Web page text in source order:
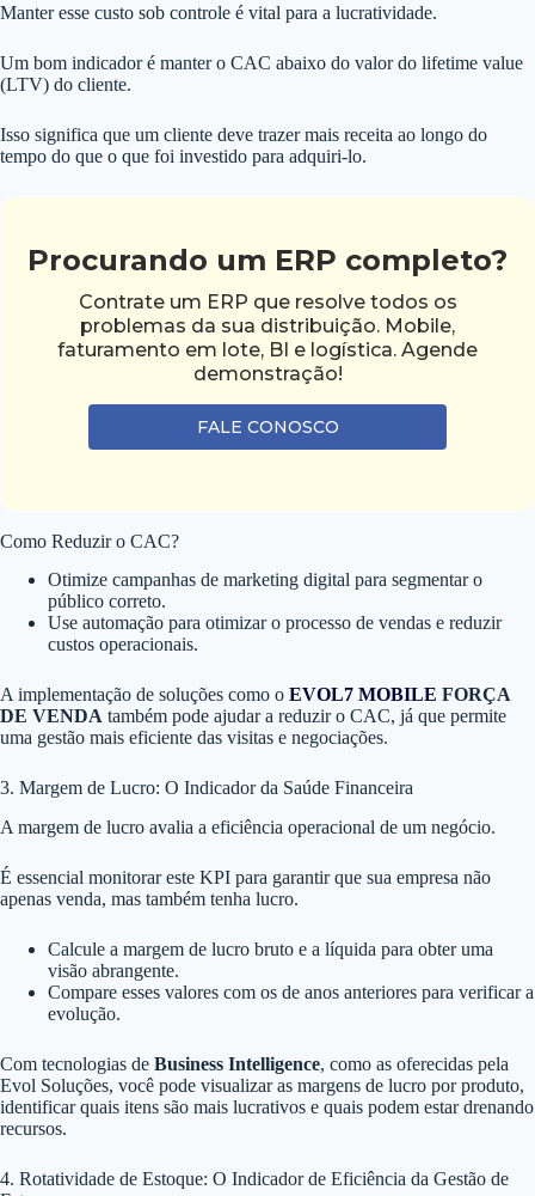
Manter esse custo sob controle é vital para a lucratividade.
Um bom indicador é manter o CAC abaixo do valor do lifetime value
(LTV) do cliente.
Isso significa que um cliente deve trazer mais receita ao longo do
tempo do que o que foi investido para adquiri-lo.
Procurando um ERP completo?
Contrate um ERP que resolve todos os
problemas da sua distribuição. Mobile,
faturamento em lote, BI e logística. Agende
demonstração!
FALE CONOSCO
Como Reduzir o CAC?
Otimize campanhas de marketing digital para segmentar o
público correto.
Use automação para otimizar o processo de vendas e reduzir
custos operacionais.
A implementação de soluções como o EVOL7 MOBILE FORÇA
DE VENDA também pode ajudar a reduzir o CAC, já que permite
uma gestão mais eficiente das visitas e negociações.
3. Margem de Lucro: O Indicador da Saúde Financeira
A margem de lucro avalia a eficiência operacional de um negócio.
É essencial monitorar este KPI para garantir que sua empresa não
apenas venda, mas também tenha lucro.
Calcule a margem de lucro bruto e a líquida para obter uma
visão abrangente.
Compare esses valores com os de anos anteriores para verificar a
evolução.
Com tecnologias de Business Intelligence, como as oferecidas pela
Evol Soluções, você pode visualizar as margens de lucro por produto,
identificar quais itens são mais lucrativos e quais podem estar drenando
recursos.
4. Rotatividade de Estoque: O Indicador de Eficiência da Gestão de